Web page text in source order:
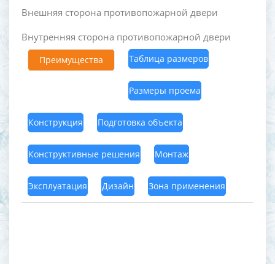
Внешняя сторона противопожарной двери
Внутренняя сторона противопожарной двери
Преимущества Таблица размеров
Размеры проема
Конструкция Подготовка объекта
Конструктивные решения Монтаж
Эксплуатация Дизайн Зона применения